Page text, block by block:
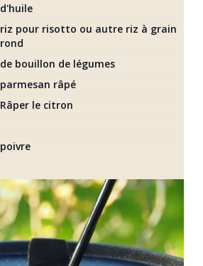
d'huile
riz pour risotto ou autre riz à grain
rond
de bouillon de légumes
parmesan râpé
Râper le citron
poivre